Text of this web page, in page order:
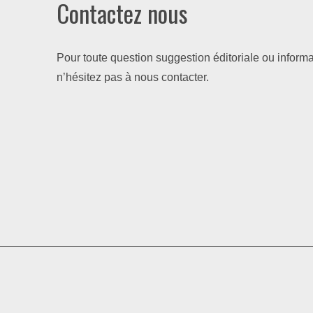
Contactez nous
Pour toute question suggestion éditoriale ou
n’hésitez pas à nous contacter.